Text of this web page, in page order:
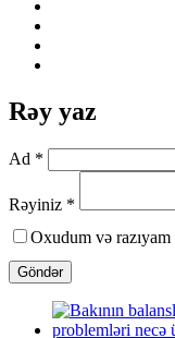
Rəy yaz
Ad *
Rəyiniz *
Oxudum və razıyam
Göndər